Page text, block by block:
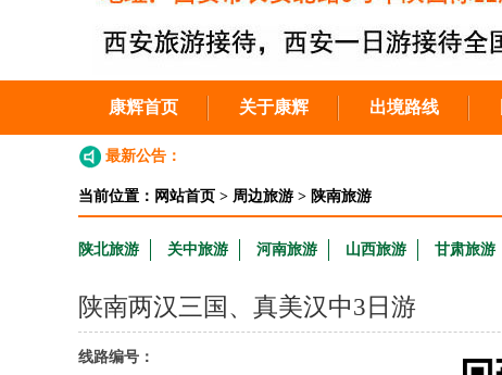
康辉首页 关于康辉 出境路线
最新公告：
当前位置： 网站首页 > 周边旅游 > 陕南旅游
陕北旅游 关中旅游 河南旅游 山西旅游 甘肃旅游
陕南两汉三国、真美汉中3日游
线路编号：